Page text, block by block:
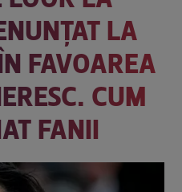
LA
FAVOAREA
CUM
FANII